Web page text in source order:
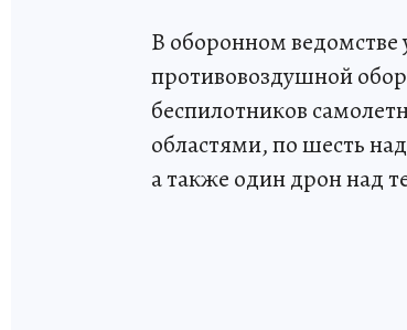
В оборонном ведомстве
противовоздушной
беспилотников
областями, по шесть
а также один дрон над